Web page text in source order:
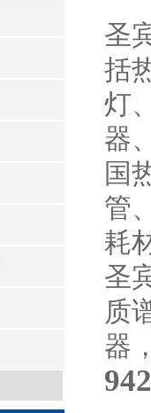
圣
括
灯
器
国
管
耗
圣
质
器